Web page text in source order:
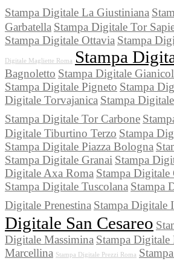
Stampa Digitale La Giustiniana
Garbatella Stampa Digitale Tor
Stampa Digitale Ottavia Stampa
Digitale Magliette Roma Stampa
Bagnoletto Stampa Digitale
Stampa Digitale Pigneto Stampa
Digitale Torvajanica Stampa
Stampa Digitale Tor Carbone
Digitale Tiburtino Terzo Stampa
Stampa Digitale Piazza Bologna
Stampa Digitale Granai Stampa
Digitale Axa Roma Stampa Digitale
Stampa Digitale Tuscolana Stampa
Digitale Prenestina Stampa Digitale
Digitale San Cesareo
Digitale Massimina Stampa Digitale
Marcellina Stampa Digitale Prezzi Roma